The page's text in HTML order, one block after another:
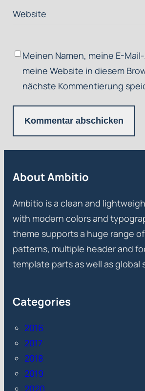
Website
Meinen Namen, meine E-
meine Website in diesem
nächste Kommentierung
About Ambitio
Ambitio is a clean and
with modern colors and
theme supports a huge range
patterns, multiple header and
template parts as well as global
Categories
2016
2017
2018
2019